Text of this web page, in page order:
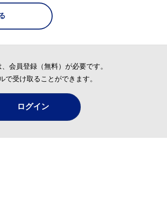
会員登録（無料）が必要です。
受け取ることができます。
ログイン